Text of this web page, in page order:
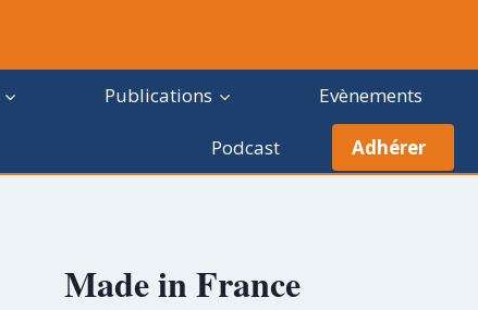
Publications Evènements
Podcast Adhérer
Made in France